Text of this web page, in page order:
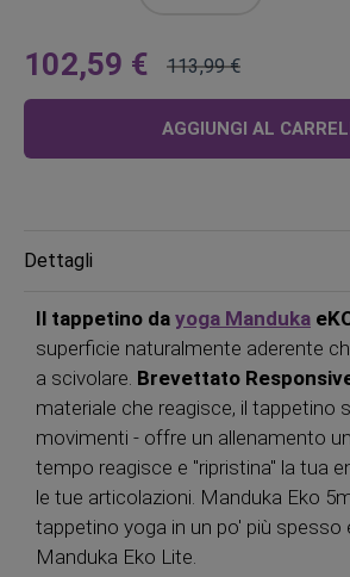
A
partire
102,59 €
Prezzo
113,99 €
AGGIUNGI AL
Dettagli
Il tappetino da yoga Manduka
superficie naturalmente aderente
a scivolare. Brevettato
materiale che reagisce, il tappetino
movimenti - offre un allenamento
tempo reagisce e "ripristina" la tua
le tue articolazioni. Manduka Eko
tappetino yoga in un po' più spesso
Manduka Eko Lite.